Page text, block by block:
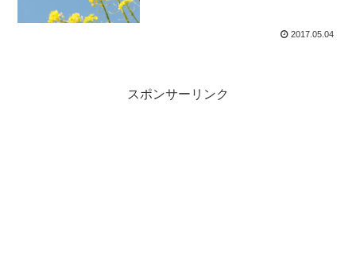
2017.05.04
スポンサーリンク